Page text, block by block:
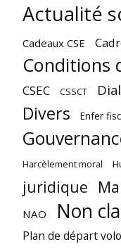
Actualité
Cadeaux CSE
Conditions
CSEC CSSCT
Divers Enfer
Harcèlement moral
juridique
NAO Non
Plan de départ